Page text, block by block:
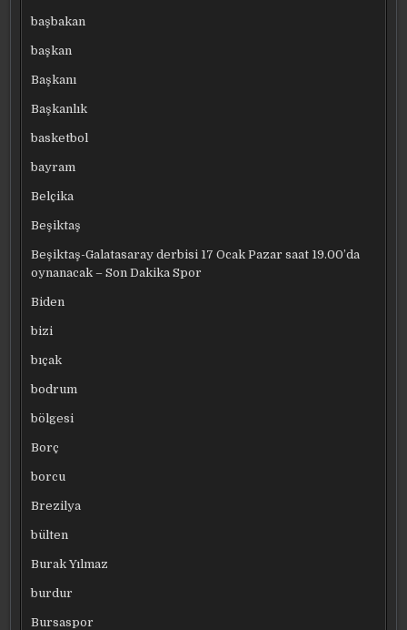
başbakan
başkan
Başkanı
Başkanlık
basketbol
bayram
Belçika
Beşiktaş
Beşiktaş-Galatasaray derbisi 17 Ocak Pazar saat 19.00’da
oynanacak – Son Dakika Spor
Biden
bizi
bıçak
bodrum
bölgesi
Borç
borcu
Brezilya
bülten
Burak Yılmaz
burdur
Bursaspor